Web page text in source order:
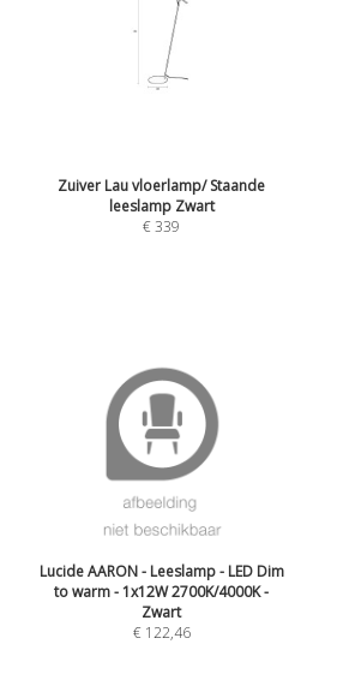
Zuiver Lau vloerlamp/ Staande
leeslamp Zwart
€339
Lucide AARON - Leeslamp - LED Dim
to warm - 1x12W 2700K/4000K -
Zwart
€ 122,46